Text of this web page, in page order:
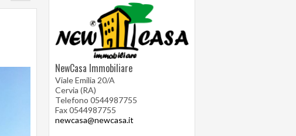
NewCasa Immobiliare
Viale Emilia 20/A
Cervia (RA)
Telefono 0544987755
Fax 0544987755
newcasa@newcasa.it